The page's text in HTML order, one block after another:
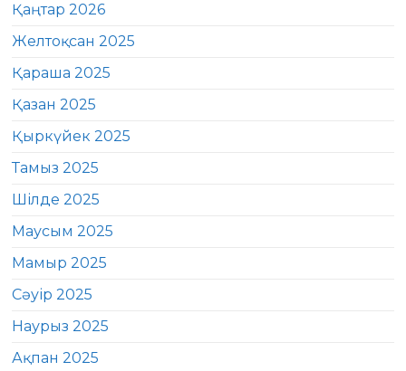
Қаңтар 2026
Желтоқсан 2025
Қараша 2025
Қазан 2025
Қыркүйек 2025
Тамыз 2025
Шілде 2025
Маусым 2025
Мамыр 2025
Сәуір 2025
Наурыз 2025
Ақпан 2025